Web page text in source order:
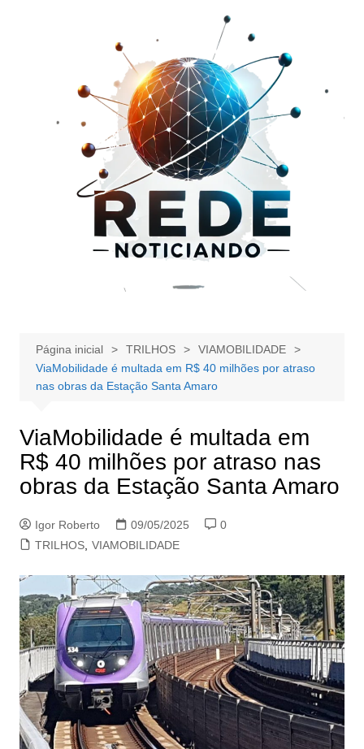
Página inicial TRILHOS
VIAMOBILIDADE
ViaMobilidade é multada em R$ 40 milhões por atraso
nas obras da Estação Santa Amaro
ViaMobilidade é multada em
R$ 40 milhões por atraso nas
obras da Estação Santa Amaro
Igor Roberto 09/05/2025
0
TRILHOS, VIAMOBILIDADE